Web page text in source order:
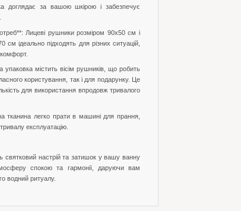
доглядає за вашою шкірою і забезпечує
Лицеві рушники розміром 90x50 см і
см ідеально підходять для різних ситуацій,
містить вісім рушників, що робить
користування, так і для подарунку. Це
для використання впродовж тривалого
тканина легко прати в машині для прання,
експлуатацію.
святковий настрій та затишок у вашу ванну
спокою та гармонії, даруючи вам
водний ритуалу.